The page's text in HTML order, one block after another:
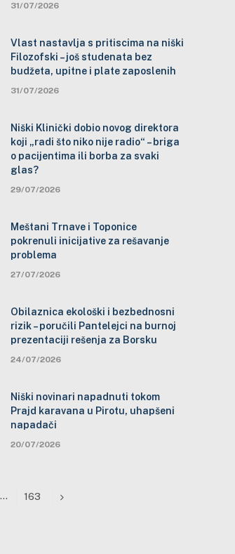
31/07/2026
Vlast nastavlja s pritiscima na niški
Filozofski – još studenata bez
budžeta, upitne i plate zaposlenih
31/07/2026
Niški Klinički dobio novog direktora
koji „radi što niko nije radio“ – briga
o pacijentima ili borba za svaki
glas?
29/07/2026
Meštani Trnave i Toponice
pokrenuli inicijative za rešavanje
problema
27/07/2026
Obilaznica ekološki i bezbednosni
rizik – poručili Pantelejci na burnoj
prezentaciji rešenja za Borsku
24/07/2026
Niški novinari napadnuti tokom
Prajd karavana u Pirotu, uhapšeni
napadači
20/07/2026
… 163 Next